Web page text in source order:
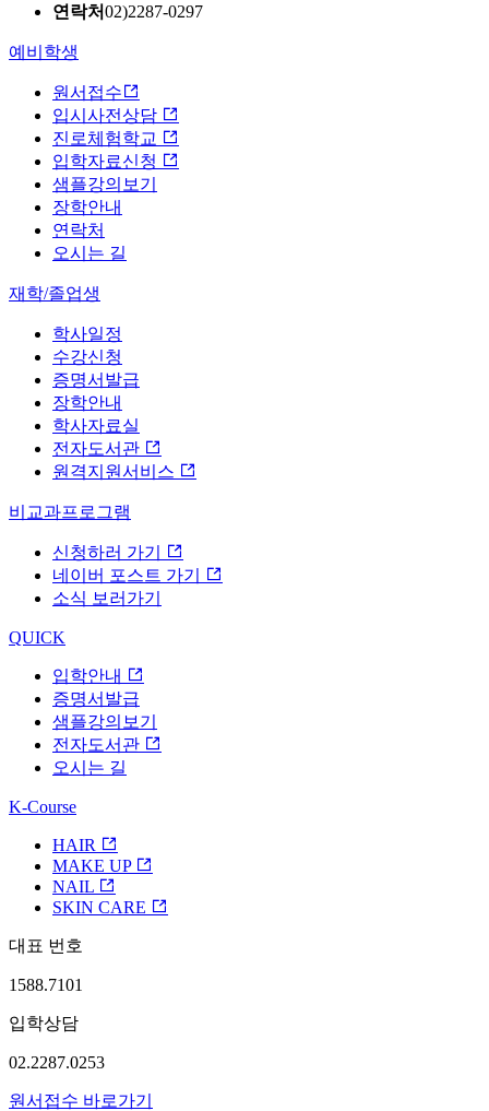
연락처02)2287-0297
예비학생
원서접수
입시사전상담
진로체험학교
입학자료신청
샘플강의보기
장학안내
연락처
오시는 길
재학/졸업생
학사일정
수강신청
증명서발급
장학안내
학사자료실
전자도서관
원격지원서비스
비교과프로그램
신청하러 가기
네이버 포스트 가기
소식 보러가기
QUICK
입학안내
증명서발급
샘플강의보기
전자도서관
오시는 길
K-Course
HAIR
MAKE UP
NAIL
SKIN CARE
대표 번호
1588.7101
입학상담
02.2287.0253
원서접수 바로가기